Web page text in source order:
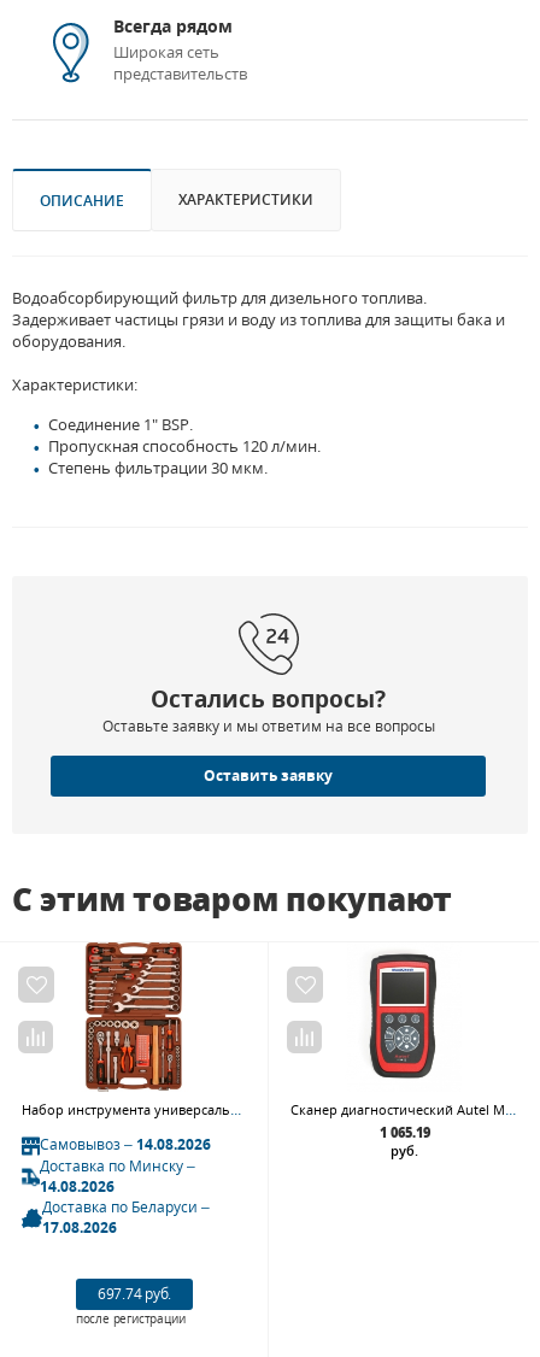
Всегда рядом
Широкая сеть
представительств
ОПИСАНИЕ ХАРАКТЕРИСТИКИ
Водоабсорбирующий фильтр для дизельного топлива.
Задерживает частицы грязи и воду из топлива для защиты бака и
оборудования.
Характеристики:
Соединение 1" BSP.
Пропускная способность 120 л/мин.
Степень фильтрации 30 мкм.
Остались вопросы?
Оставьте заявку и мы ответим на все вопросы
Оставить заявку
С этим товаром покупают
Набор инструмента универсальный Ombra OMT93S (93 пр.)
Самовывоз –14.08.2026
Доставка по Минску –
14.08.2026
Доставка по Беларуси –
17.08.2026
697.74 руб.
после регистрации
Сканер диагностический Autel MaxiCheck PRO
1 065.19
руб.